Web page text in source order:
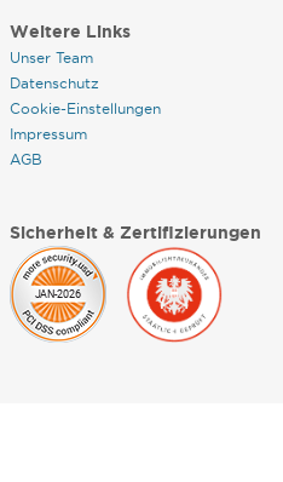
Weitere Links
Unser Team
Datenschutz
Cookie-Einstellungen
Impressum
AGB
Sicherheit & Zertifizierungen